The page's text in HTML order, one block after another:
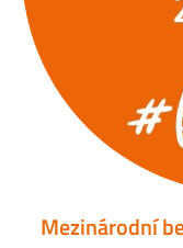
Mezinárodní